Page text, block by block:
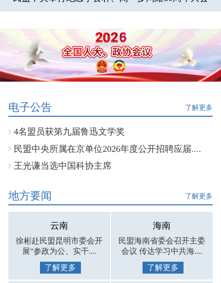
电子公告 了解更多
4名盟员获第九届鲁迅文学奖
民盟中央所属在京单位2026年度公开招聘应届....
王光谦当选中国科协主席
地方要闻 了解更多
云南
徐彬赴民盟昆明市委会开
展“参政为公、实干....
了解更多
海南
民盟海南省委会召开主委
会议 传达学习中共海....
了解更多